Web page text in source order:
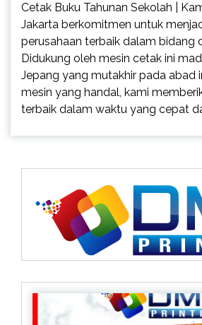
Cetak Buku Tahunan Sekolah |
Jakarta berkomitmen untuk
perusahaan terbaik dalam bidang
Didukung oleh mesin cetak ini
Jepang yang mutakhir pada abad
mesin yang handal, kami
terbaik dalam waktu yang cepat